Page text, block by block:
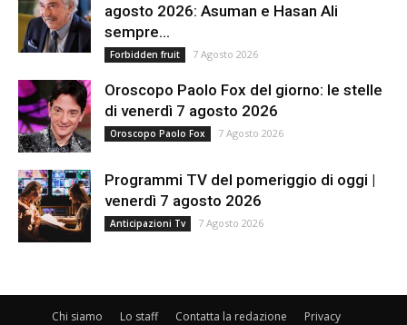
agosto 2026: Asuman e Hasan Ali
sempre...
Forbidden fruit 7 Agosto 2026
Oroscopo Paolo Fox del giorno: le stelle
di venerdì 7 agosto 2026
Oroscopo Paolo Fox 7 Agosto 2026
Programmi TV del pomeriggio di oggi |
venerdì 7 agosto 2026
Anticipazioni Tv 7 Agosto 2026
Chi siamo Lo staff Contatta la redazione Privacy